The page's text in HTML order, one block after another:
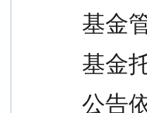
基金
基金
公告